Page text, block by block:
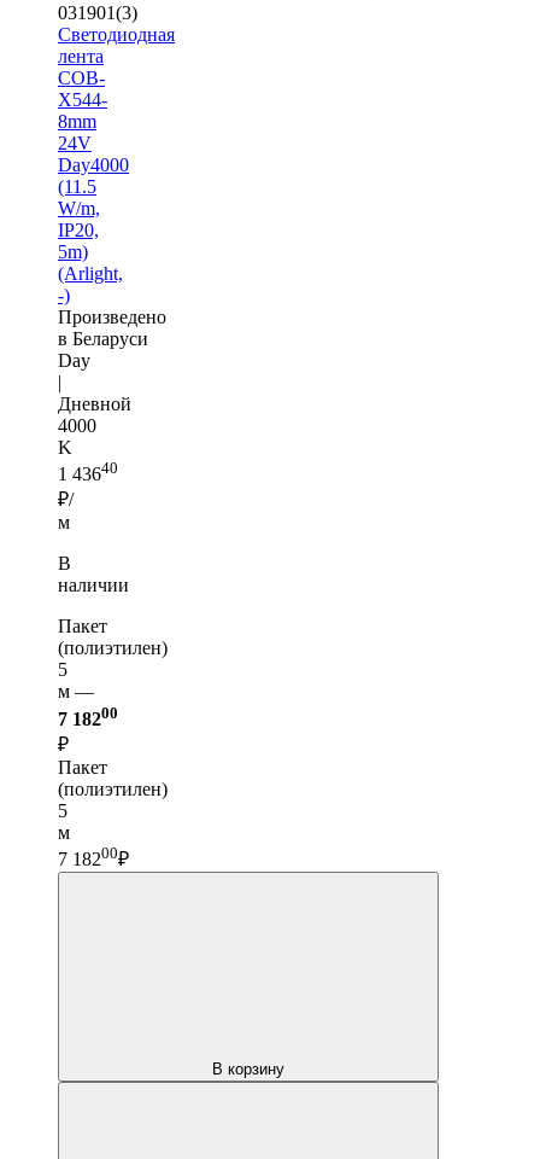
031901(3)
Светодиодная
лента
COB-
X544-
8mm
24V
Day4000
(11.5
W/m,
IP20,
5m)
(Arlight,
-)
Произведено
в Беларуси
Day
|
Дневной
4000
K
1 43640
₽/
м
В
наличии
Пакет
(полиэтилен)
5
м —
7 18200
₽
Пакет
(полиэтилен)
5
м
7 18200₽
В корзину